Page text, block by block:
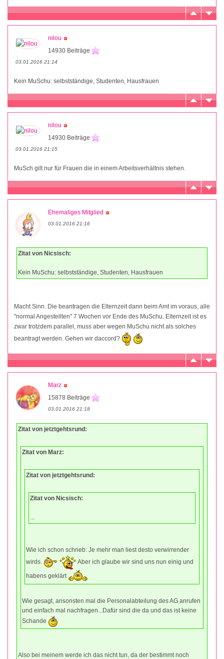
nilou
14930 Beiträge
03.01.2016 21:14
Kein MuSchu: selbstständige, Studenten, Hausfrauen
nilou
14930 Beiträge
03.01.2016 21:15
MuSch gilt nur für Frauen die in einem Arbeitsverhältnis stehen.
Ehemaliges Mitglied
03.01.2016 21:16
Zitat von Nicsisch:
Kein MuSchu: selbstständige, Studenten, Hausfrauen
Macht Sinn. Die beantragen die Elternzeit dann beim Amt im voraus, alle
"normal Angestellten" 7 Wochen vor Ende des MuSchu. Elternzeit ist es
zwar trotzdem parallel, muss aber wegen MuSchu nicht als solches
beantragt werden. Gehen wir daccord?
Marz
15878 Beiträge
03.01.2016 21:18
Zitat von jetztgehtsrund:
Zitat von Marz:
Zitat von jetztgehtsrund:
Zitat von Nicsisch:
Wie ich schon schrieb: Je mehr man liest desto verwirrender
wirds.
Aber ich glaube wir sind uns nun einig und
habens geklärt
Wie gesagt, ansonsten mal die Personalabteilung des AG anrufen
und einfach mal nachfragen...Dafür sind die da und das ist keine
Schande
Also bei meinem werde ich das nicht tun, da der bestimmt noch